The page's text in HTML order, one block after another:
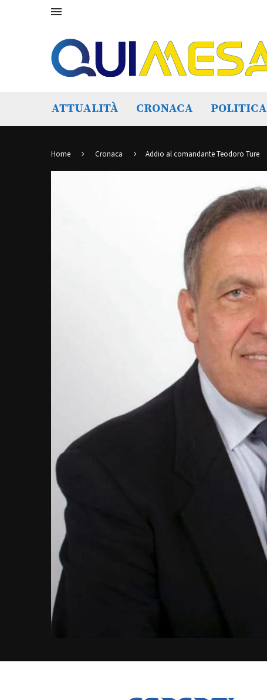
ATTUALITÀ CRONACA POLITICA
Home Cronaca Addio al comandante Teodoro Ture